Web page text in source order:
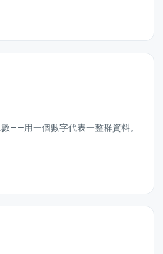
——用一個數字代表一整群資料。